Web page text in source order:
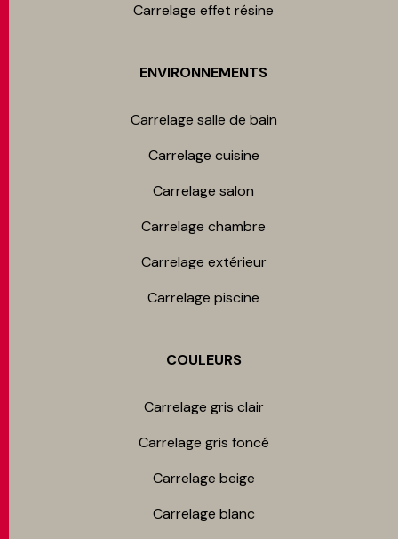
Carrelage effet résine
ENVIRONNEMENTS
Carrelage salle de bain
Carrelage cuisine
Carrelage salon
Carrelage chambre​
Carrelage extérieur
Carrelage piscine
COULEURS
Carrelage gris clair
Carrelage gris foncé
Carrelage beige
Carrelage blanc